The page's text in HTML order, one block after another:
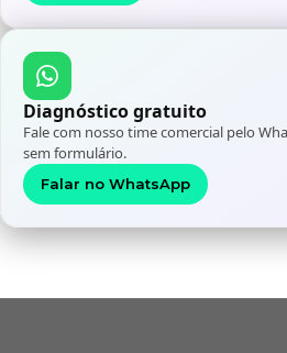
Diagnóstico gratuito
Fale com nosso time comercial pelo
sem formulário.
Falar no WhatsApp